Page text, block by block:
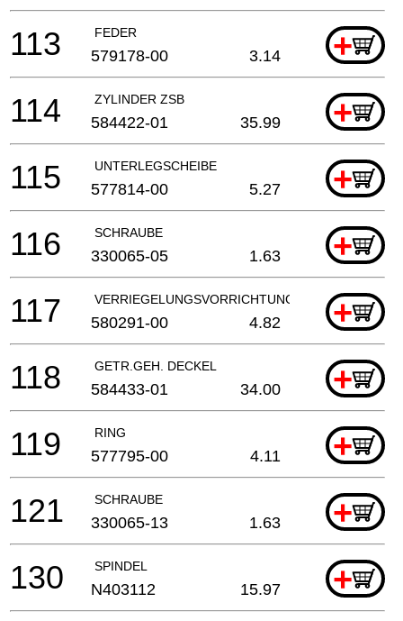
FEDER +
113 579178-00 3.14
ZYLINDER ZSB +
114 584422-01 35.99
UNTERLEGSCHEIBE +
115 577814-00 5.27
SCHRAUBE +
116 330065-05 1.63
VERRIEGELUNGSVORRICHTUNG +
117 580291-00 4.82
GETR.GEH. DECKEL +
118 584433-01 34.00
RING +
119 577795-00 4.11
SCHRAUBE +
121 330065-13 1.63
SPINDEL +
130 N403112 15.97